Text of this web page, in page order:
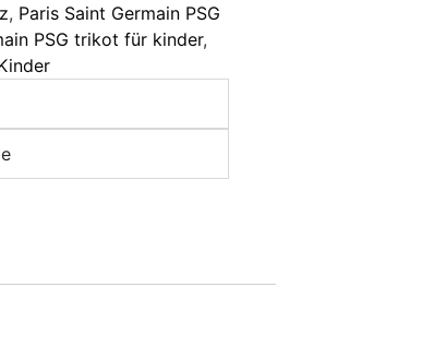
, Paris Saint Germain PSG
PSG trikot für kinder,